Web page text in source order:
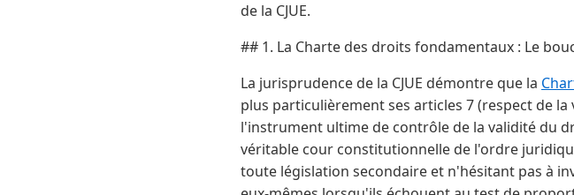
de la CJUE.
## 1. La Charte des droits fondamentaux : Le
La jurisprudence de la CJUE démontre que la
plus particulièrement ses articles 7 (respect de
l'instrument ultime de contrôle de la validité du
véritable cour constitutionnelle de l'ordre
toute législation secondaire et n'hésitant pas à